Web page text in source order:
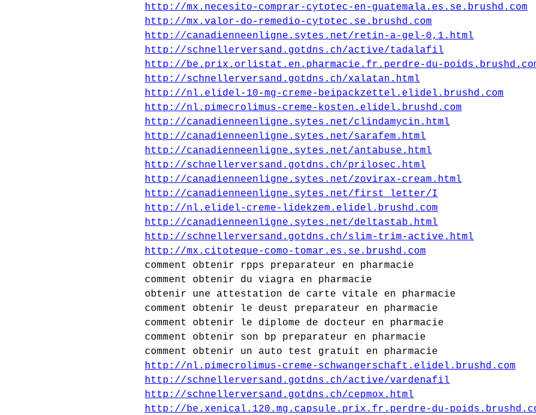
http://mx.necesito-comprar-cytotec-en-guatemala.es.se.brushd.com
http://mx.valor-do-remedio-cytotec.se.brushd.com
http://canadienneenligne.sytes.net/retin-a-gel-0,1.html
http://schnellerversand.gotdns.ch/active/tadalafil
http://be.prix.orlistat.en.pharmacie.fr.perdre-du-
http://schnellerversand.gotdns.ch/xalatan.html
http://nl.elidel-10-mg-creme-beipackzettel.elidel.brushd.com
http://nl.pimecrolimus-creme-kosten.elidel.brushd.com
http://canadienneenligne.sytes.net/clindamycin.html
http://canadienneenligne.sytes.net/sarafem.html
http://canadienneenligne.sytes.net/antabuse.html
http://schnellerversand.gotdns.ch/prilosec.html
http://canadienneenligne.sytes.net/zovirax-cream.html
http://canadienneenligne.sytes.net/first_letter/I
http://nl.elidel-creme-lidekzem.elidel.brushd.com
http://canadienneenligne.sytes.net/deltastab.html
http://schnellerversand.gotdns.ch/slim-trim-active.html
http://mx.citoteque-como-tomar.es.se.brushd.com
comment obtenir rpps preparateur en pharmacie
comment obtenir du viagra en pharmacie
obtenir une attestation de carte vitale en pharmacie
comment obtenir le deust preparateur en pharmacie
comment obtenir le diplome de docteur en pharmacie
comment obtenir son bp preparateur en pharmacie
comment obtenir un auto test gratuit en pharmacie
http://nl.pimecrolimus-creme-schwangerschaft.elidel.brushd.com
http://schnellerversand.gotdns.ch/active/vardenafil
http://schnellerversand.gotdns.ch/cepmox.html
http://be.xenical.120.mg.capsule.prix.fr.perdre-du-